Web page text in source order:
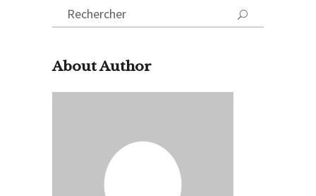
Search
for:
About Author